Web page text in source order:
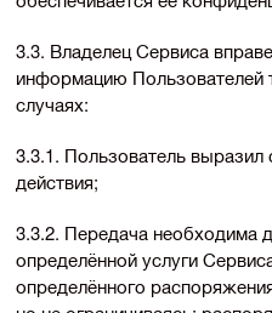
3.3. Владелец Сервиса
информацию Пользователей
случаях:
3.3.1. Пользователь выразил
действия;
3.3.2. Передача необходима
определённой услуги
определённого